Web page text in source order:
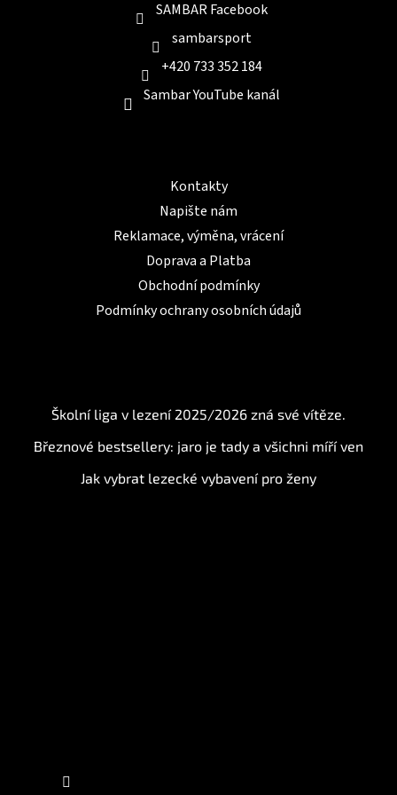
SAMBAR Facebook
sambarsport
+420 733 352 184
Sambar YouTube kanál
Kontakty
Napište nám
Reklamace, výměna, vrácení
Doprava a Platba
Obchodní podmínky
Podmínky ochrany osobních údajů
Školní liga v lezení 2025/2026 zná své vítěze.
Březnové bestsellery: jaro je tady a všichni míří ven
Jak vybrat lezecké vybavení pro ženy